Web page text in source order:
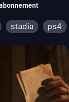
stadia ps4